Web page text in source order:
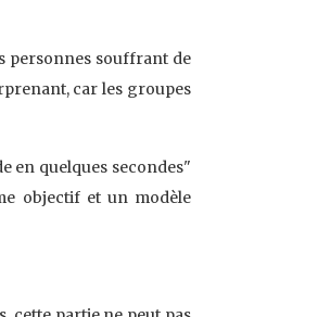
personnes souffrant de
car les groupes
en quelques secondes"
objectif et un modèle